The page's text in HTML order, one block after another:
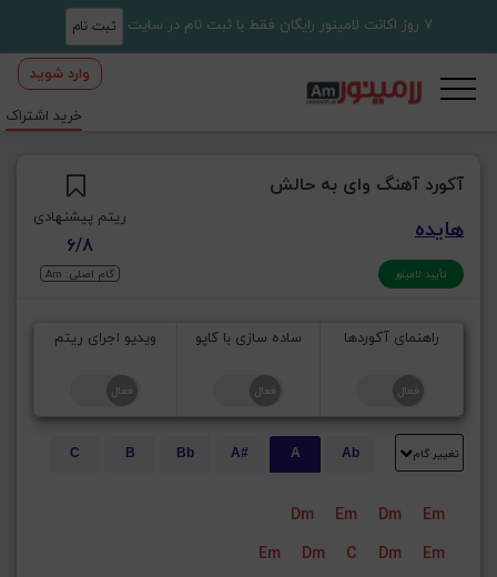
7 روز اکانت لامینور رایگان فقط با ثبت نام در سایت ثبت نام
وارد شوید
خرید اشتراک
آکورد آهنگ وای به حالش
هایده
تأیید لامینور
ریتم پیشنهادی
6/8
گام اصلی: Am
راهنمای آکوردها ساده سازی با کاپو ویدیو اجرای ریتم
تغییر گام Ab
A
A#
Bb
B
C
Dm Em Dm
Em
Em
Dm C Dm
Em